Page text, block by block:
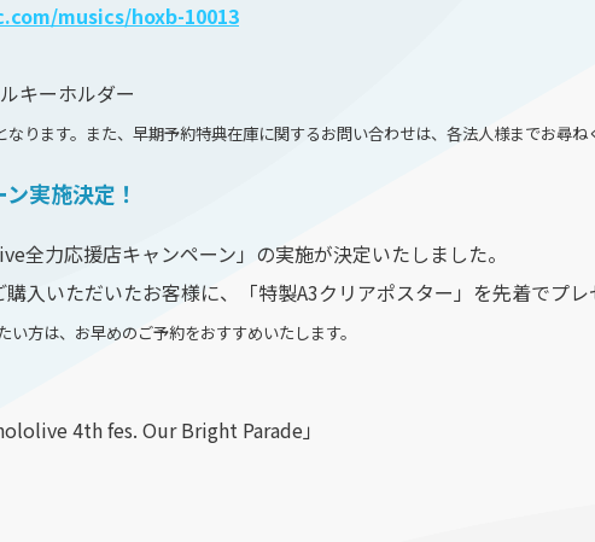
musics/hoxb-10013
キーホルダー
ります。また、早期予約特典在庫に関するお問い合わせは、各法⼈様までお尋ね
実施決定！
全⼒応援店キャンペーン」の実施が決定いたしました。
⼊いただいたお客様に、「特製A3クリアポスター」を先着でプレ
⽅は、お早めのご予約をおすすめいたします。
4th fes. Our Bright Parade」